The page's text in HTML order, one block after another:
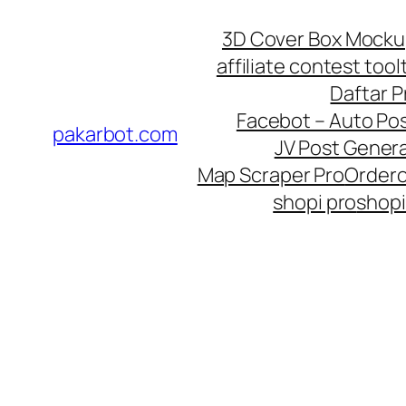
pakarbot.com
3D Cover Box
affiliate contest
Daftar
Facebot – Auto
JV Post
Map Scraper Pro
shopi pro